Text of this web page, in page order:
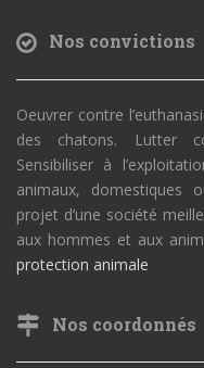
Nos convictions
Oeuvrer contre
des chatons. Lutter
Sensibiliser à
animaux, domestiques
projet d’une société
aux hommes et aux
protection animale
Nos coordonnés